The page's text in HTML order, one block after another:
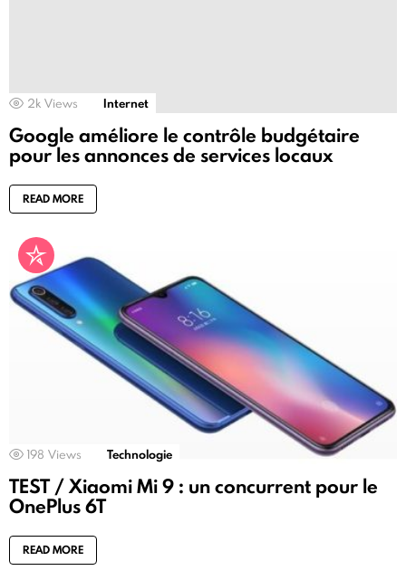
2k Views Internet
Google améliore le contrôle budgétaire
pour les annonces de services locaux
READ MORE
198 Views Technologie
TEST / Xiaomi Mi 9 : un concurrent pour le
OnePlus 6T
READ MORE